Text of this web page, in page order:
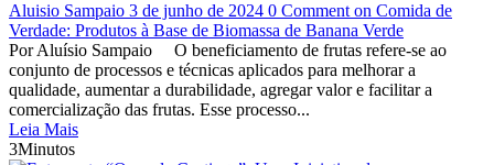
Aluisio Sampaio 3 de junho de 2024 0 Comment on Comida de
Verdade: Produtos à Base de Biomassa de Banana Verde
Por Aluísio Sampaio O beneficiamento de frutas refere-se ao
conjunto de processos e técnicas aplicados para melhorar a
qualidade, aumentar a durabilidade, agregar valor e facilitar a
comercialização das frutas. Esse processo...
Leia Mais
3Minutos